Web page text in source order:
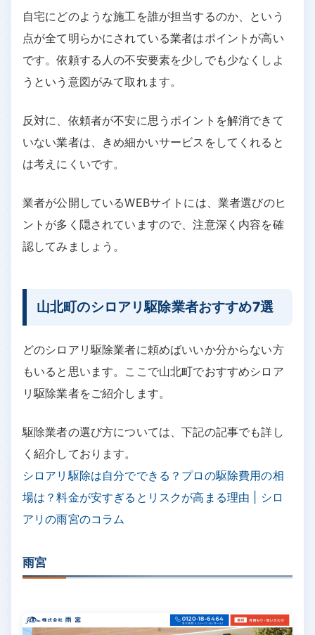
自宅にどのような施工を誰が担当するのか、という
点が全て明らかにされている業者はポイントが高い
です。依頼する人の不安要素を少しでも少なくしよ
うという意図がみて取れます。
反対に、依頼者が不安に思うポイントを解消できて
いない業者は、きめ細かいサービスをしてくれると
は考えにくいです。
業者が公開しているWEBサイトには、業者選びのヒ
ントが多く隠されていますので、注意深く内容を確
認してみましょう。
山北町のシロアリ駆除業者おすすめ7選
どのシロアリ駆除業者に頼めばいいか分からない方
もいると思います。ここで山北町でおすすめシロア
リ駆除業者をご紹介します。
駆除業者の選び方については、下記の記事でも詳し
く紹介しております。
シロアリ駆除は自分でできる？プロの駆除費用の相
場は？料金が安すぎるとリスクが高まる理由 | シロ
アリの雨宮のコラム
雨宮